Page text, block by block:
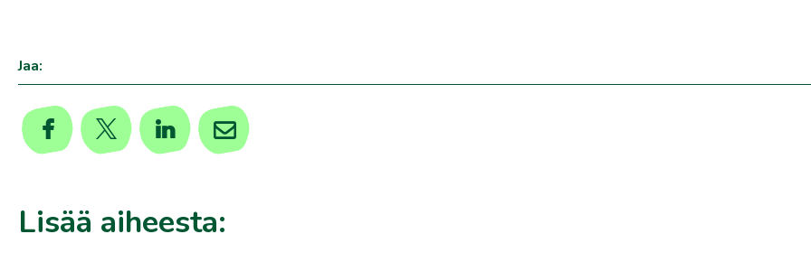
Jaa:
Lisää aiheesta: